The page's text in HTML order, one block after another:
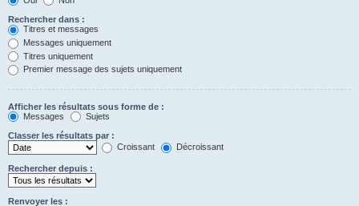
Rechercher dans :
Titres et messages
Messages uniquement
Titres uniquement
Premier message des sujets uniquement
Afficher les résultats sous forme de :
Messages
Sujets
Classer les résultats par :
Croissant
Décroissant
Rechercher depuis :
Renvoyer les :